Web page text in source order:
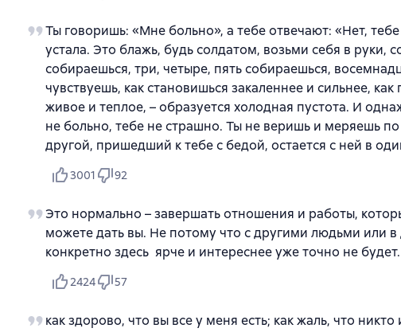
Ты говоришь: «Мне больно», а тебе отвечают: «Нет,
устала. Это блажь, будь солдатом, возьми себя в руки,
собираешься, три, четыре, пять собираешься,
чувствуешь, как становишься закаленнее и сильнее,
живое и теплое, – образуется холодная пустота. И
не больно, тебе не страшно. Ты не веришь и меряешь
другой, пришедший к тебе с бедой, остается с ней в
3001 92
Это нормально – завершать отношения и работы,
можете дать вы. Не потому что с другими людьми или
конкретно здесь ярче и интереснее уже точно не будет.
2424 57
как здорово, что вы все у меня есть; как жаль, что